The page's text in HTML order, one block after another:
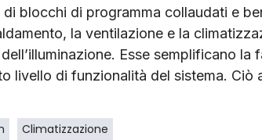
di blocchi di programma collaudati e
la ventilazione e la
Esse semplificano la
livello di funzionalità del sistema. Ciò
Climatizzazione